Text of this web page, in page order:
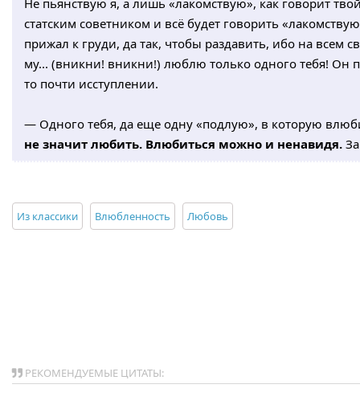
Не пьянствую я, а лишь «лакомствую», как говорит
статским советником и всё будет говорить
прижал к груди, да так, чтобы раздавить, ибо на всем
му... (вникни! вникни!) люблю только одного тебя! Он
то почти исступлении.
— Одного тебя, да еще одну «подлую», в которую
не значит любить. Влюбиться можно и ненавидя.
Из классики Влюбленность Любовь
РЕКОМЕНДУЕМЫЕ ЦИТАТЫ: